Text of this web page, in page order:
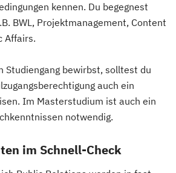
kennen. Du begegnest
BWL, Projektmanagement, Content
Affairs.
Studiengang bewirbst, solltest du
auch ein
Im Masterstudium ist auch ein
notwendig.
im Schnell-Check